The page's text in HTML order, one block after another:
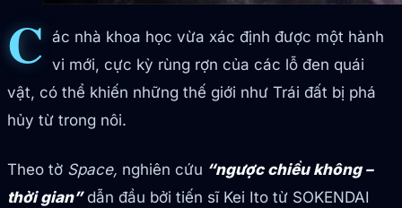
C ác nhà khoa học vừa xác định được một hành
vi mới, cực kỳ rùng rợn của các lỗ đen quái
vật, có thể khiến những thế giới như Trái đất bị phá
hủy từ trong nôi.
Theo tờ Space, nghiên cứu “ngược chiều không –
thời gian”dẫn đầu bởi tiến sĩ Kei Ito từ SOKENDAI